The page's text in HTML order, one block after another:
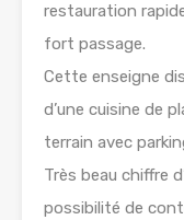
restauration
fort passage.
Cette enseigne
d’une cuisine de
terrain avec
Très beau chiffre
possibilité de